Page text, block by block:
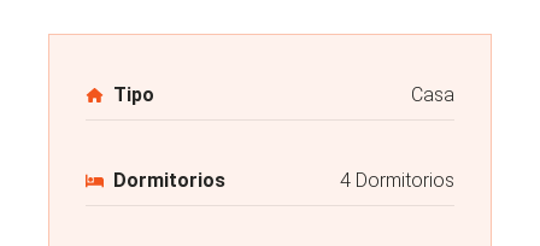
Tipo Casa
Dormitorios 4 Dormitorios